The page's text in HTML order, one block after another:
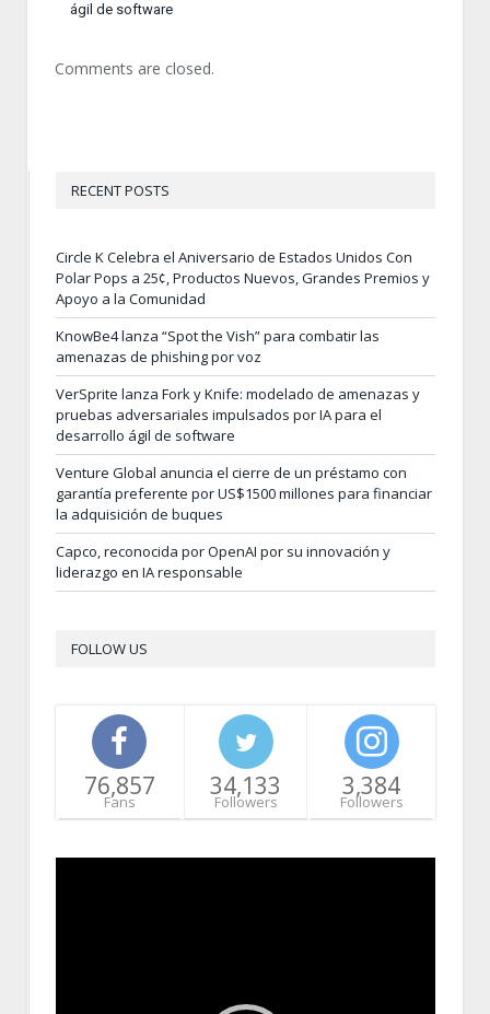
ágil de software
Comments are closed.
RECENT POSTS
Circle K Celebra el Aniversario de Estados Unidos Con
Polar Pops a 25¢, Productos Nuevos, Grandes Premios y
Apoyo a la Comunidad
KnowBe4 lanza “Spot the Vish” para combatir las
amenazas de phishing por voz
VerSprite lanza Fork y Knife: modelado de amenazas y
pruebas adversariales impulsados por IA para el
desarrollo ágil de software
Venture Global anuncia el cierre de un préstamo con
garantía preferente por US$1500 millones para financiar
la adquisición de buques
Capco, reconocida por OpenAI por su innovación y
liderazgo en IA responsable
FOLLOW US
76,857
Fans
34,133
Followers
3,384
Followers